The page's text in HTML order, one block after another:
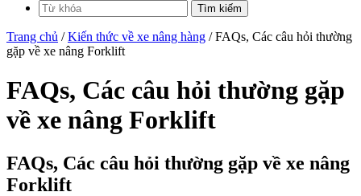
Trang chủ /Kiến thức về xe nâng hàng / FAQs, Các câu hỏi thường
gặp về xe nâng Forklift
FAQs, Các câu hỏi thường gặp
về xe nâng Forklift
FAQs, Các câu hỏi thường gặp về xe nâng
Forklift